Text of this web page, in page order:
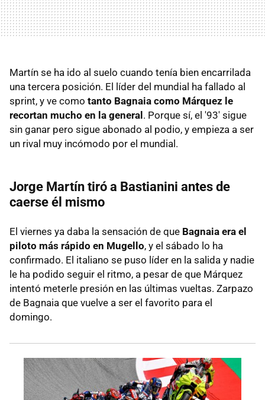
Martín se ha ido al suelo cuando tenía bien encarrilada
una tercera posición. El líder del mundial ha fallado al
sprint, y ve como tanto Bagnaia como Márquez le
recortan mucho en la general. Porque sí, el '93' sigue
sin ganar pero sigue abonado al podio, y empieza a ser
un rival muy incómodo por el mundial.
Jorge Martín tiró a Bastianini antes de
caerse él mismo
El viernes ya daba la sensación de que Bagnaia era el
piloto más rápido en Mugello, y el sábado lo ha
confirmado. El italiano se puso líder en la salida y nadie
le ha podido seguir el ritmo, a pesar de que Márquez
intentó meterle presión en las últimas vueltas. Zarpazo
de Bagnaia que vuelve a ser el favorito para el
domingo.